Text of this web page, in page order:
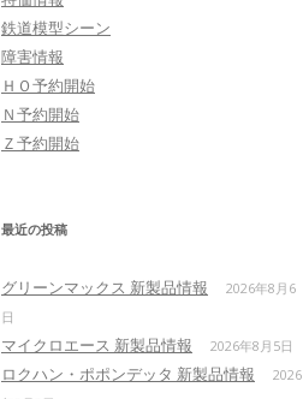
鉄道模型シーン
障害情報
ＨＯ予約開始
Ｎ予約開始
Ｚ予約開始
最近の投稿
グリーンマックス 新製品情報
2026年8月6
日
マイクロエース 新製品情報 2026年8月5日
ロクハン・ポポンデッタ 新製品情報
2026